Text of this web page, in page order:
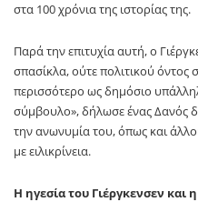
στα 100 χρόνια της ιστορίας της.
Παρά την επιτυχία αυτή, ο
σπασίκλα, ούτε πολιτικού όντος
περισσότερο ως δημόσιο
σύμβουλο», δήλωσε ένας Δανός
την ανωνυμία του, όπως και
με ειλικρίνεια.
Η ηγεσία του Γιέργκενσεν και